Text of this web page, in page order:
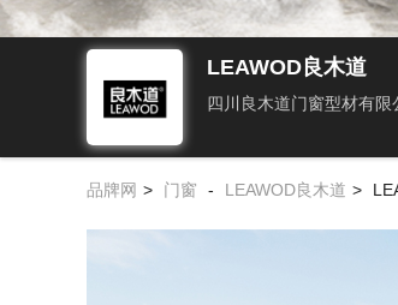
LEAWOD良木道
四川良木道门窗型材有限
品牌网 > 门窗 - LEAWOD良木道 >